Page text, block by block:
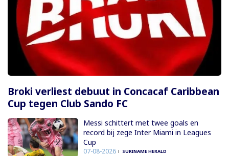
Broki verliest debuut in Concacaf Caribbean
Cup tegen Club Sando FC
Messi schittert met twee goals en
record bij zege Inter Miami in Leagues
Cup
07-08-2026 SURINAME HERALD